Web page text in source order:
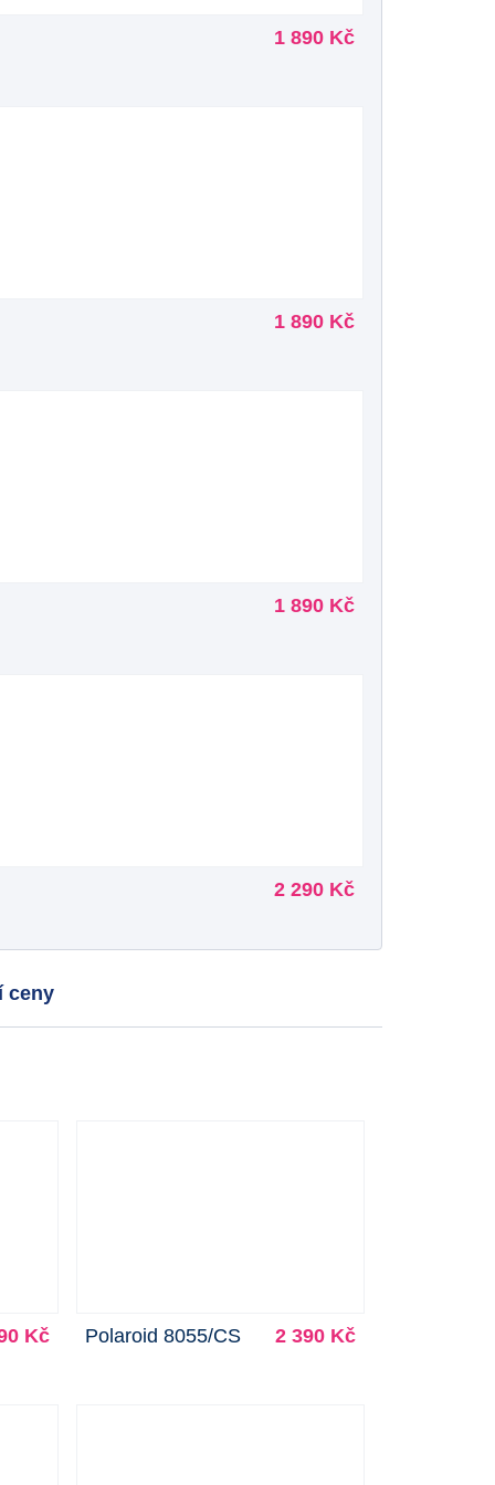
1 890 Kč
1 890 Kč
1 890 Kč
2 290 Kč
ceny
Kč Polaroid 8055/CS 2 390 Kč